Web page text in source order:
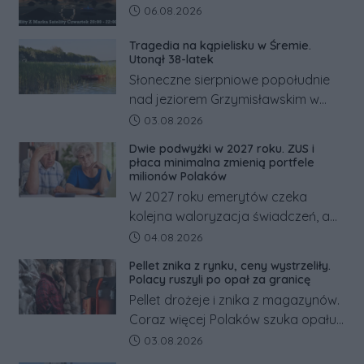
Data dodania artykułu:
06.08.2026
Tragedia na kąpielisku w Śremie.
Utonął 38-latek
Słoneczne sierpniowe popołudnie
nad jeziorem Grzymisławskim w
powiecie śremskim zakończyło się
odwrócić nawet natychmiastowe
działania służb ratunkowych.
Data dodania artykułu:
03.08.2026
Dwie podwyżki w 2027 roku. ZUS i
płaca minimalna zmienią portfele
milionów Polaków
W 2027 roku emerytów czeka
kolejna waloryzacja świadczeń, a
pracowników podwyżka płacy
tym zmianom zyskają.
Data dodania artykułu:
04.08.2026
Pellet znika z rynku, ceny wystrzeliły.
Polacy ruszyli po opał za granicę
Pellet drożeje i znika z magazynów.
Coraz więcej Polaków szuka opału
za granicą, gdzie bywa nawet
Data dodania artykułu:
03.08.2026